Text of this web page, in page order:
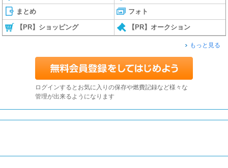
まとめ フォト
【PR】ショッピング 【PR】オークション
もっと見る
ログインするとお気に入りの保存や燃費記録など様々な
管理が出来るようになります